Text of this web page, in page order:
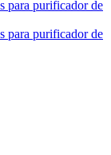
para purificador de
para purificador de